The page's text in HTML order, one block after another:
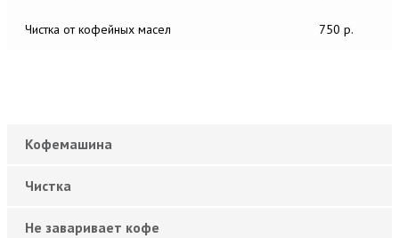
Чистка от кофейных масел 750 р.
Кофемашина
Чистка
Не заваривает кофе